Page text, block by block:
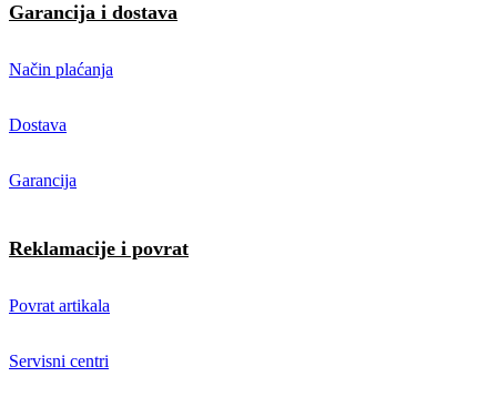
Garancija i dostava
Način plaćanja
Dostava
Garancija
Reklamacije i povrat
Povrat artikala
Servisni centri